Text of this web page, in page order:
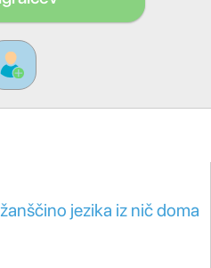
jezika iz nič doma